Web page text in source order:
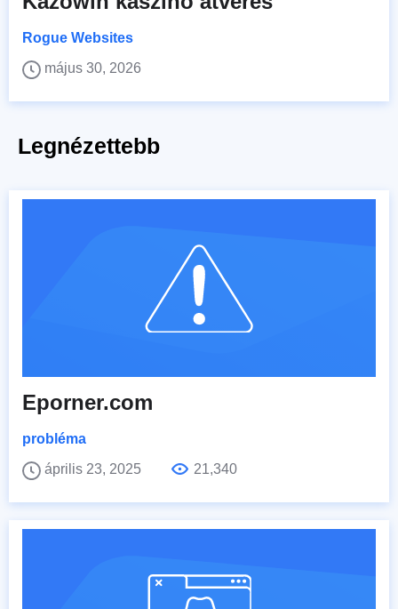
Rogue Websites
május 30, 2026
Legnézettebb
Eporner.com
probléma
április 23, 2025
21,340